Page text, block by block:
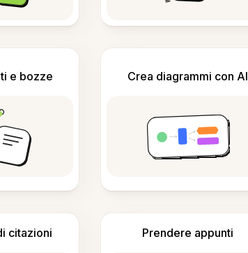
e bozze Crea diagrammi con AI
citazioni Prendere appunti